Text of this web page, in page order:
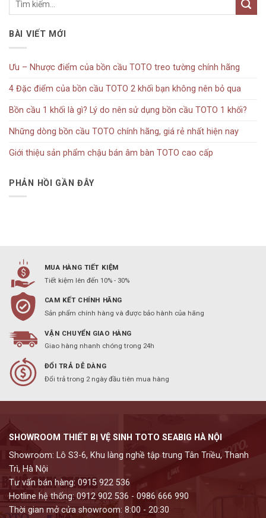
BÀI VIẾT MỚI
Ưu – Nhược điểm của bồn cầu TOTO treo tường chính hãng
4 Đặc điểm của bồn cầu TOTO 2 khối bạn không nên bỏ qua
Bồn cầu 1 khối là gì? Lý do nên sử dụng bồn cầu TOTO 1 khối?
Những dòng bồn cầu TOTO chính hãng, giá rẻ nhất hiện nay
Giới thiệu sản phẩm chậu bán âm bàn TOTO cao cấp
PHẢN HỒI GẦN ĐÂY
MUA HÀNG TIẾT KIỆM
Tiết kiệm lên đến 10% - 30%
CAM KẾT CHÍNH HÃNG
Sản phẩm chính hàng và được bảo hành của hãng
VẬN CHUYỂN GIAO HÀNG
Giao hàng nhanh chóng trong 24h
ĐỔI TRẢ DỄ DÀNG
Đổi trả trong 2 ngày đầu tiên mua hàng
SHOWROOM THIẾT BỊ VỆ SINH TOTO SEABIG HÀ NỘI
Showroom: Lô S3-6, Khu làng nghề tập trung Tân Triều, Thanh
Trì, Hà Nội
Tư vấn bán hàng: 0915 922 536
Hotline hệ thống: 0912 902 536 - 0986 666 990
Thời gian mở cửa showroom: 8:00 - 20:30